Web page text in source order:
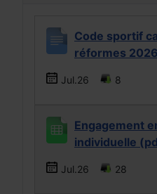
Code sportif
réformes
Jul.26 8
Engagement
individuelle
Jul.26 28